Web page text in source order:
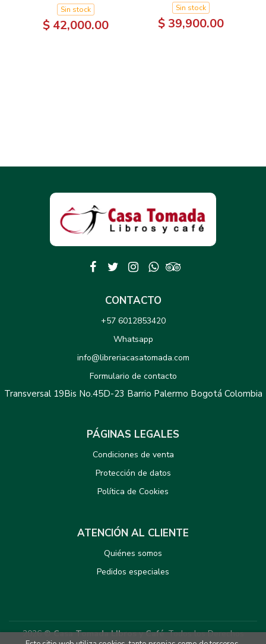
Sin stock
$ 42,000.00
Sin stock
$ 39,900.00
CONTACTO
+57 6012853420
Whatsapp
info@libreriacasatomada.com
Formulario de contacto
Transversal 19Bis No.45D-23 Barrio Palermo Bogotá Colombia
PÁGINAS LEGALES
Condiciones de venta
Protección de datos
Política de Cookies
ATENCIÓN AL CLIENTE
Quiénes somos
Pedidos especiales
2026 ©Casa Tomada LIbros y Café. Todos los Derechos